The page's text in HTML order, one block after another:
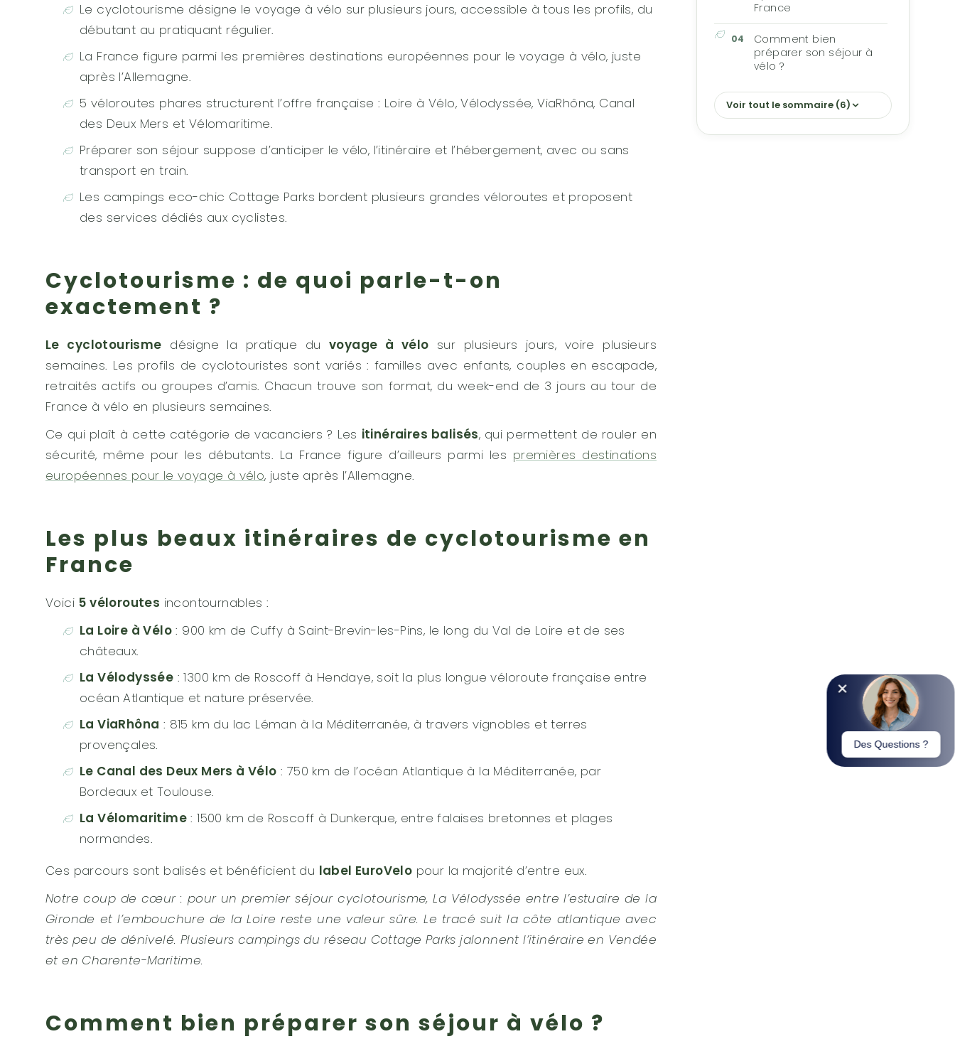
Le cyclotourisme désigne le voyage à vélo sur plusieurs jours, accessible à tous les profils, du
débutant au pratiquant régulier.
La France figure parmi les premières destinations européennes pour le voyage à vélo, juste
après l’Allemagne.
5 véloroutes phares structurent l’offre française : Loire à Vélo, Vélodyssée, ViaRhôna, Canal
des Deux Mers et Vélomaritime.
Préparer son séjour suppose d’anticiper le vélo, l’itinéraire et l’hébergement, avec ou sans
transport en train.
Les campings eco-chic Cottage Parks bordent plusieurs grandes véloroutes et proposent
des services dédiés aux cyclistes.
Cyclotourisme : de quoi parle-t-on
exactement ?
Le cyclotourisme désigne la pratique du voyage à vélo sur plusieurs jours, voire plusieurs
semaines. Les profils de cyclotouristes sont variés : familles avec enfants, couples en escapade,
retraités actifs ou groupes d’amis. Chacun trouve son format, du week-end de 3 jours au tour de
France à vélo en plusieurs semaines.
Ce qui plaît à cette catégorie de vacanciers ? Les itinéraires balisés, qui permettent de rouler en
sécurité, même pour les débutants. La France figure d’ailleurs parmi les premières destinations
européennes pour le voyage à vélo, juste après l’Allemagne.
Les plus beaux itinéraires de cyclotourisme en
France
Voici 5 véloroutes incontournables :
La Loire à Vélo : 900 km de Cuffy à Saint-Brevin-les-Pins, le long du Val de Loire et de ses
châteaux.
La Vélodyssée : 1300 km de Roscoff à Hendaye, soit la plus longue véloroute française entre
océan Atlantique et nature préservée.
La ViaRhôna : 815 km du lac Léman à la Méditerranée, à travers vignobles et terres
provençales.
Le Canal des Deux Mers à Vélo : 750 km de l’océan Atlantique à la Méditerranée, par
Bordeaux et Toulouse.
La Vélomaritime : 1500 km de Roscoff à Dunkerque, entre falaises bretonnes et plages
normandes.
Ces parcours sont balisés et bénéficient du label EuroVelo pour la majorité d’entre eux.
Notre coup de cœur : pour un premier séjour cyclotourisme, La Vélodyssée entre l’estuaire de la
Gironde et l’embouchure de la Loire reste une valeur sûre. Le tracé suit la côte atlantique avec
très peu de dénivelé. Plusieurs campings du réseau Cottage Parks jalonnent l’itinéraire en Vendée
et en Charente-Maritime.
Comment bien préparer son séjour à vélo ?
France
Comment bien
préparer son séjour à
vélo ?
Voir tout le sommaire (6)